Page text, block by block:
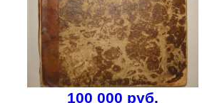
100 000 руб.